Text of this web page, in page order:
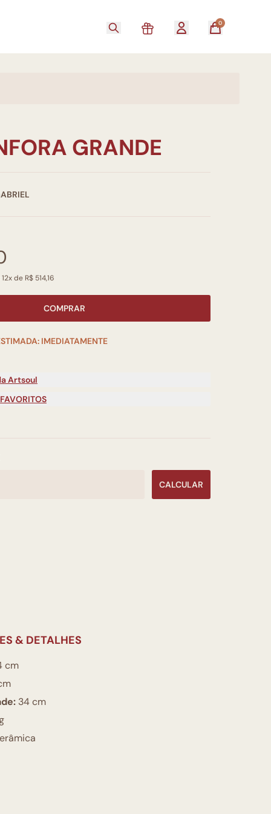
0
GRANDE
de R$ 514,16
COMPRAR
IMEDIATAMENTE
Artsoul
CALCULAR
& DETALHES
cm
34 cm